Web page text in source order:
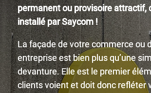
permanent ou provisoire attractif,
installé par Saycom !
La façade de votre commerce ou
entreprise est bien plus qu’une
devanture. Elle est le premier
clients voient et doit donc refléter